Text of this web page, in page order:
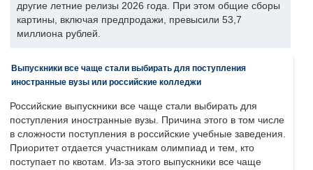
другие летние релизы 2026 года. При этом общие сборы
картины, включая предпродажи, превысили 53,7
миллиона рублей.
Выпускники все чаще стали выбирать для поступления
иностранные вузы или российские колледжи
Российские выпускники все чаще стали выбирать для
поступления иностранные вузы. Причина этого в том числе
в сложности поступления в российские учебные заведения.
Приоритет отдается участникам олимпиад и тем, кто
поступает по квотам. Из-за этого выпускники все чаще